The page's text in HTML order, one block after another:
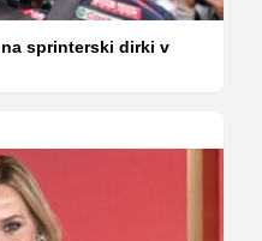
sprinterski dirki v